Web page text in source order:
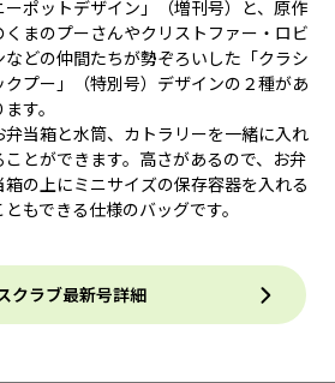
ーポットデザイン」（増刊号）と、原作
くまのプーさんやクリストファー・ロビ
などの仲間たちが勢ぞろいした「クラシ
クプー」（特別号）デザインの２種があ
ます。
弁当箱と水筒、カトラリーを一緒に入れ
ことができます。高さがあるので、お弁
箱の上にミニサイズの保存容器を入れる
ともできる仕様のバッグです。
クラブ最新号詳細